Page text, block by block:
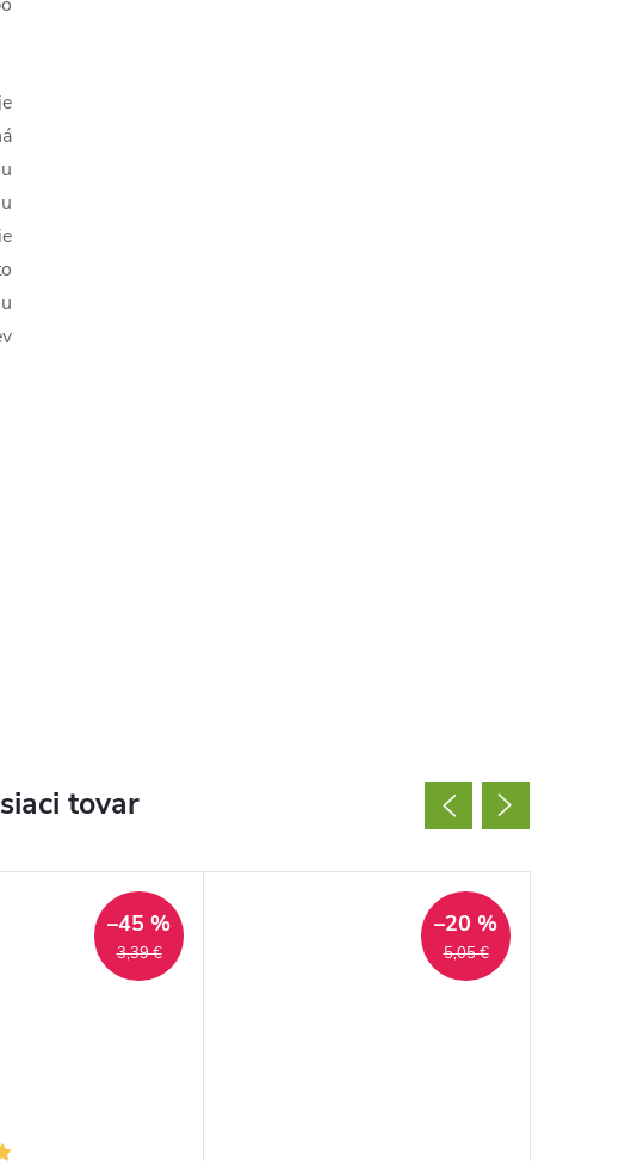
tovar
3,39 €
–45 %
5,05 €
–20 %